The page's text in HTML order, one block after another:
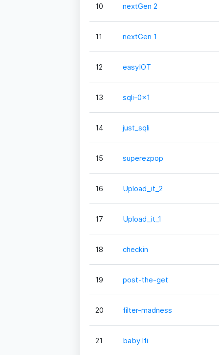
10 nextGen 2
11 nextGen 1
12 easyIOT
13 sqli-0x1
14 just_sqli
15 superezpop
16 Upload_it_2
17 Upload_it_1
18 checkin
19 post-the-get
20 filter-madness
21 baby lfi